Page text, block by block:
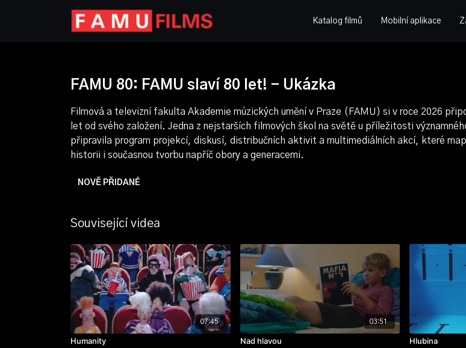
Katalog filmů Mobilní aplikace
FAMU 80: FAMU slaví 80 let! - Ukázka
Filmová a televizní fakulta Akademie múzických umění v Praze (FAMU) si v roce 2026
let od svého založení. Jedna z nejstarších filmových škol na světě u příležitosti
připravila program projekcí, diskusí, distribučních aktivit a multimediálních akcí, které
historii i současnou tvorbu napříč obory a generacemi.
NOVĚ PŘIDANÉ
Související videa
07:45
Humanity
03:51
Nad hlavou Hlubina